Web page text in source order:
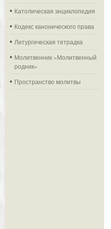
Католическая энциклопедия
Кодекс канонического права
Литургическая тетрадка
Молитвенник «Молитвенный
родник»
Пространство молитвы